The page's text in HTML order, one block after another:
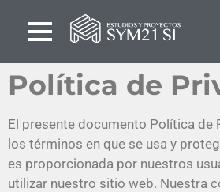
Política de
El presente documento Política de
los términos en que se usa y
es proporcionada por nuestros
utilizar nuestro sitio web. Nuestra